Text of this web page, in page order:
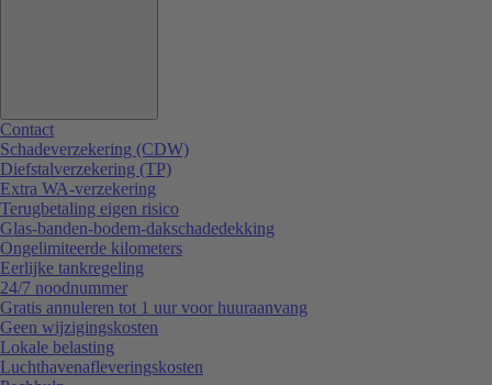
Contact
Schadeverzekering (CDW)
Diefstalverzekering (TP)
Extra WA-verzekering
Terugbetaling eigen risico
Glas-banden-bodem-dakschadedekking
Ongelimiteerde kilometers
Eerlijke tankregeling
24/7 noodnummer
Gratis annuleren tot 1 uur voor huuraanvang
Geen wijzigingskosten
Lokale belasting
Luchthavenafleveringskosten